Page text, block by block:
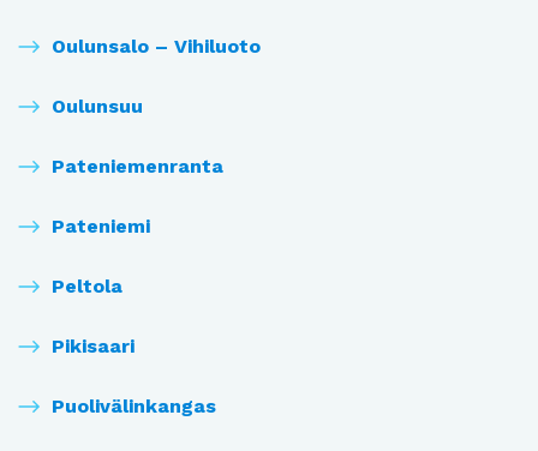
Oulunsalo – Vihiluoto
Oulunsuu
Pateniemenranta
Pateniemi
Peltola
Pikisaari
Puolivälinkangas